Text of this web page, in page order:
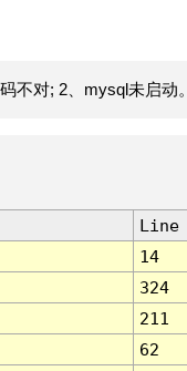
不对; 2、mysql未启动。
Line
14
324
211
62